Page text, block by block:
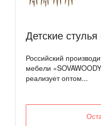
Детские
Российский
мебели
реализует оптом...